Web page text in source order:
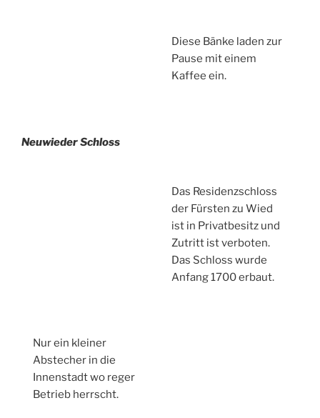
Diese Bänke laden zur
Pause mit einem
Kaffee ein.
Neuwieder Schloss
Das Residenzschloss
der Fürsten zu Wied
ist in Privatbesitz und
Zutritt ist verboten.
Das Schloss wurde
Anfang 1700 erbaut.
Nur ein kleiner
Abstecher in die
Innenstadt wo reger
Betrieb herrscht.